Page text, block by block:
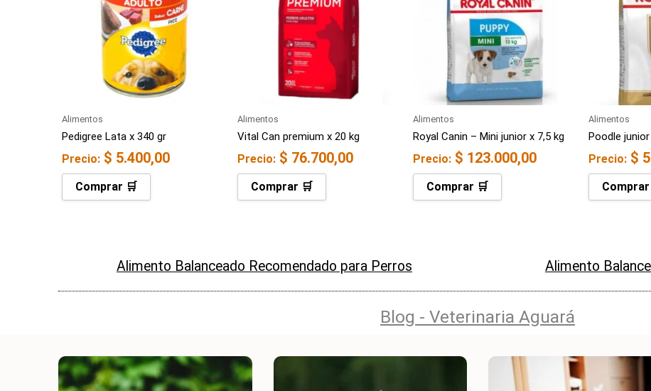
Alimentos
Pedigree Lata x 340 gr
Precio: $ 5.400,00
Comprar 🛒
Alimentos
Vital Can premium x 20 kg
Precio: $ 76.700,00
Comprar 🛒
Alimentos
Royal Canin – Mini junior x 7,5 kg
Precio: $ 123.000,00
Comprar 🛒
Alimentos
Poodle
Precio: $
Alimento Balanceado Recomendado para Perros Alimento
Blog - Veterinaria Aguará